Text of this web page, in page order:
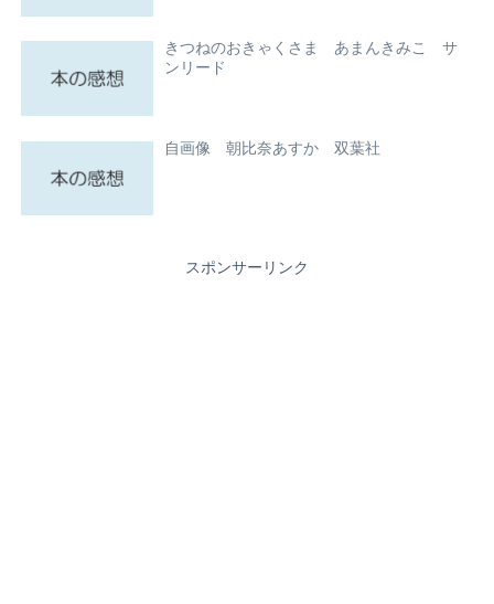
きつねのおきゃくさま あまんきみこ サ
ンリード
自画像 朝比奈あすか 双葉社
スポンサーリンク